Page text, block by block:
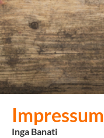
Impressum
Inga Banati